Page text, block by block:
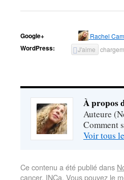
Google+ Rachel
WordPress: J'aime
À propos
Auteure
Comment
Voir tous
Ce contenu a été publié dans
cancer, INCa. Vous pouvez le